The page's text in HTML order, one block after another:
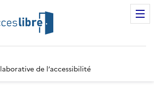
de l’accessibilité